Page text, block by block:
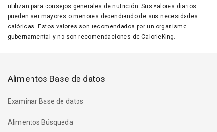
utilizan para consejos generales de nutrición. Sus valores diarios
pueden ser mayores o menores dependiendo de sus necesidades
calóricas. Estos valores son recomendados por un organismo
gubernamental y no son recomendaciones de CalorieKing.
Alimentos Base de datos
Examinar Base de datos
Alimentos Búsqueda